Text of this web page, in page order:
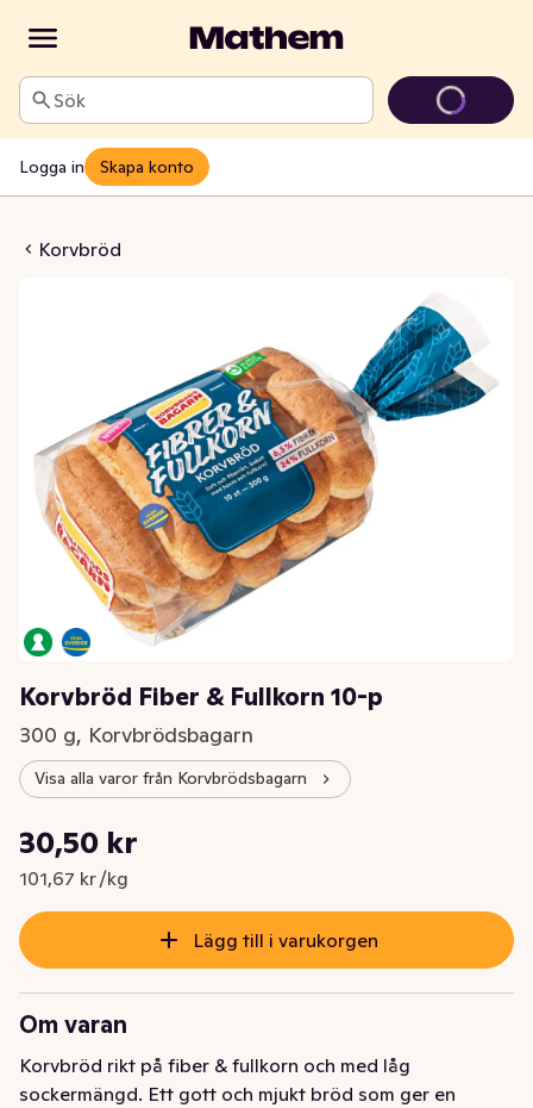
Sök
Logga in Skapa konto
Korvbröd
& Fullkorn 10-p
Korvbröd Fiber & Fullkorn 10-p
300 g, Korvbrödsbagarn
Visa alla varor från Korvbrödsbagarn
Nuvarande pris är: 30,50 kr
30,50 kr
101,67 kr /kg
Styckpris: 101,67 kr /kg
Lägg till i varukorgen
Om varan
Korvbröd rikt på fiber & fullkorn och med låg
sockermängd. Ett gott och mjukt bröd som ger en